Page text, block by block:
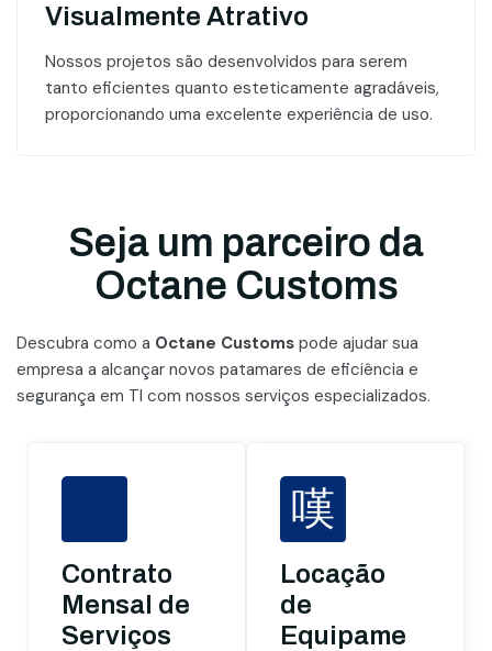
Visualmente Atrativo
Nossos projetos são desenvolvidos para serem
tanto eficientes quanto esteticamente agradáveis,
proporcionando uma excelente experiência de uso.
Seja um parceiro da
Octane Customs
Descubra como a Octane Customs pode ajudar sua
empresa a alcançar novos patamares de eficiência e
segurança em TI com nossos serviços especializados.
Contrato
Mensal de
Serviços
Locação
de
Equipamentos